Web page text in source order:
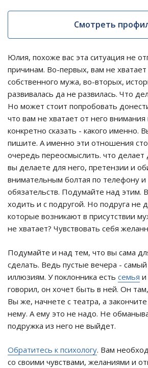
Смотреть
Юлия, похоже вас эта ситуация не
причинам. Во-первых, вам не
собственного мужа, во-вторых,
развивалась да не развилась. Что
Но может стоит попробовать
что вам не хватает от него
конкретно сказать - какого именно.
пишите. А именно эти отношения
очередь переосмыслить. что делает
вы делаете для него, претензии и
внимательным болтая по телефону и
обязательств. Подумайте над этим.
ходить и с подругой. Но подруга не
которые возникают в присутствии
не хватает? Чувствовать себя
Подумайте и над тем, что вы сама
сделать. Ведь пустые вечера -
иллюзиям. У поклонника есть семья и
говорил, он хочет быть в ней. Он
Вы же, начнете с театра, а
нему. А ему это не надо. Не
подружка из него не выйдет.
Обратитесь к психологу. Вам
со своими чувствами, желаниями и